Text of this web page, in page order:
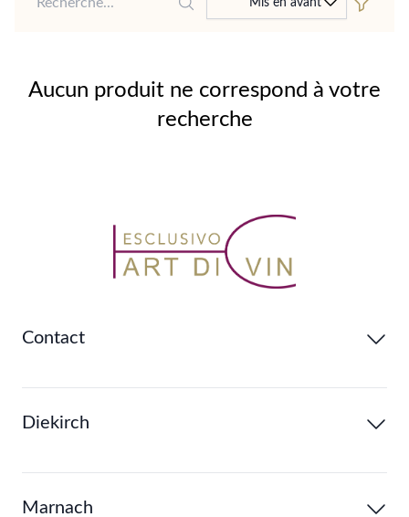
Mis en avant
Aucun produit ne correspond à votre
recherche
Contact
Diekirch
Marnach